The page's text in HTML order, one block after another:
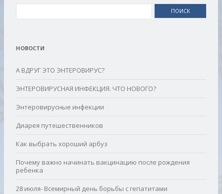
НОВОСТИ
А ВДРУГ ЭТО ЭНТЕРОВИРУС?
ЭНТЕРОВИРУСНАЯ ИНФЕКЦИЯ. ЧТО НОВОГО?
Энтеровирусные инфекции
Диарея путешественников
Как выбрать хороший арбуз
Почему важно начинать вакцинацию после рождения
ребенка
28 июля- Всемирный день борьбы с гепатитами